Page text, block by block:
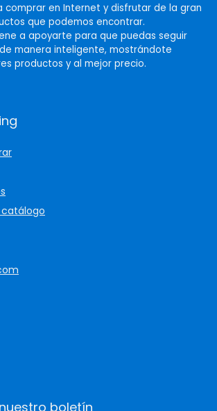
comprar en Internet y disfrutar de la gran
que podemos encontrar.
a apoyarte para que puedas seguir
manera inteligente, mostrándote
productos y al mejor precio.
boletín